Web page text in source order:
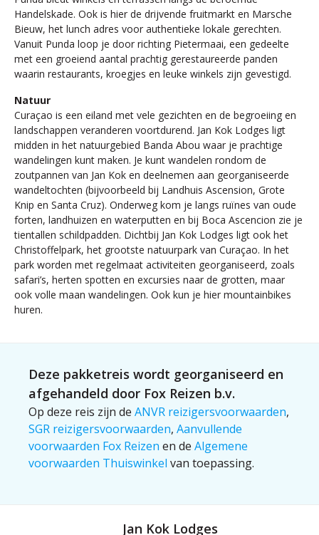
Handelskade. Ook is hier de drijvende fruitmarkt en Marsche
Bieuw, het lunch adres voor authentieke lokale gerechten.
Vanuit Punda loop je door richting Pietermaai, een gedeelte
met een groeiend aantal prachtig gerestaureerde panden
waarin restaurants, kroegjes en leuke winkels zijn gevestigd.
Natuur
Curaçao is een eiland met vele gezichten en de begroeiing en
landschappen veranderen voortdurend. Jan Kok Lodges ligt
midden in het natuurgebied Banda Abou waar je prachtige
wandelingen kunt maken. Je kunt wandelen rondom de
zoutpannen van Jan Kok en deelnemen aan georganiseerde
wandeltochten (bijvoorbeeld bij Landhuis Ascension, Grote
Knip en Santa Cruz). Onderweg kom je langs ruïnes van oude
forten, landhuizen en waterputten en bij Boca Ascencion zie je
tientallen schildpadden. Dichtbij Jan Kok Lodges ligt ook het
Christoffelpark, het grootste natuurpark van Curaçao. In het
park worden met regelmaat activiteiten georganiseerd, zoals
safari’s, herten spotten en excursies naar de grotten, maar
ook volle maan wandelingen. Ook kun je hier mountainbikes
huren.
Deze pakketreis wordt georganiseerd en
afgehandeld door Fox Reizen b.v.
Op deze reis zijn de ANVR reizigersvoorwaarden,
SGR reizigersvoorwaarden, Aanvullende
voorwaarden Fox Reizen en de Algemene
voorwaarden Thuiswinkel van toepassing.
Jan Kok Lodges